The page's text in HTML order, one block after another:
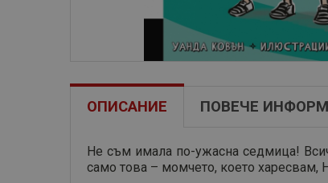
ОПИСАНИЕ ПОВЕЧЕ
Не съм имала по-ужасна седмица!
само това – момчето, което харесвам,